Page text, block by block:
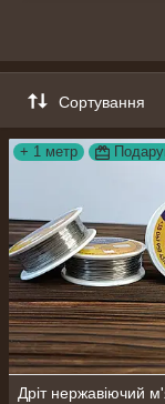
Дріт має хромовий
Оптовим
замовлення,
Виберіть
0,1 мм
мм
0,5 мм
Сортування
+ 1 метр
Дріт нержавіючий